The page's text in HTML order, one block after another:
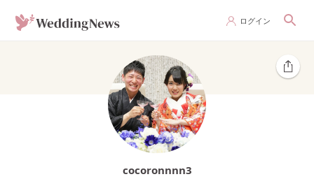
ログイン
cocoronnnn3